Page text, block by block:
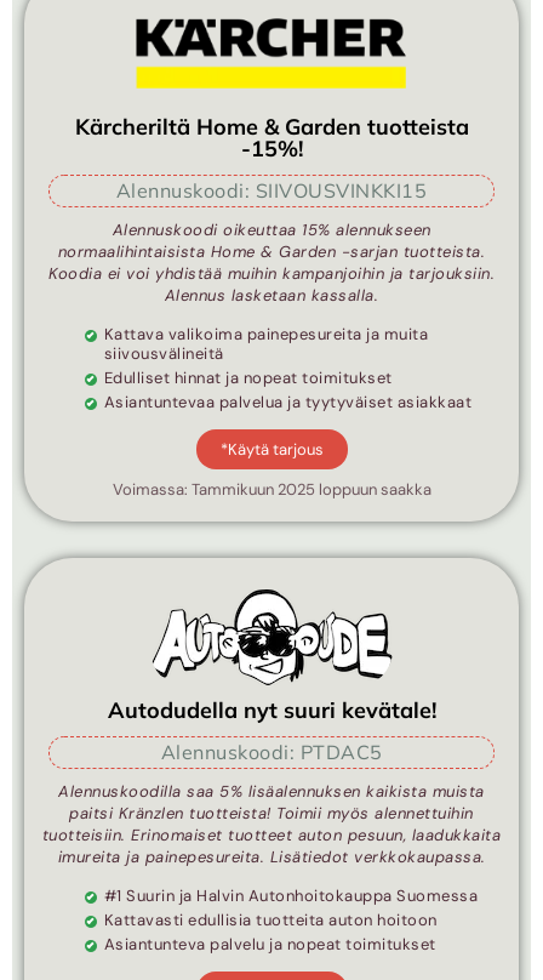
Kärcheriltä Home & Garden tuotteista
-15%!
Alennuskoodi: SIIVOUSVINKKI15
Alennuskoodi oikeuttaa 15% alennukseen
normaalihintaisista Home & Garden -sarjan tuotteista.
Koodia ei voi yhdistää muihin kampanjoihin ja tarjouksiin.
Alennus lasketaan kassalla.
Kattava valikoima painepesureita ja muita
siivousvälineitä
Edulliset hinnat ja nopeat toimitukset
Asiantuntevaa palvelua ja tyytyväiset asiakkaat
*Käytä tarjous
Voimassa: Tammikuun 2025 loppuun saakka
Autodudella nyt suuri kevätale!
Alennuskoodi: PTDAC5
Alennuskoodilla saa 5% lisäalennuksen kaikista muista
paitsi Kränzlen tuotteista! Toimii myös alennettuihin
tuotteisiin. Erinomaiset tuotteet auton pesuun, laadukkaita
imureita ja painepesureita. Lisätiedot verkkokaupassa.
#1 Suurin ja Halvin Autonhoitokauppa Suomessa
Kattavasti edullisia tuotteita auton hoitoon
Asiantunteva palvelu ja nopeat toimitukset